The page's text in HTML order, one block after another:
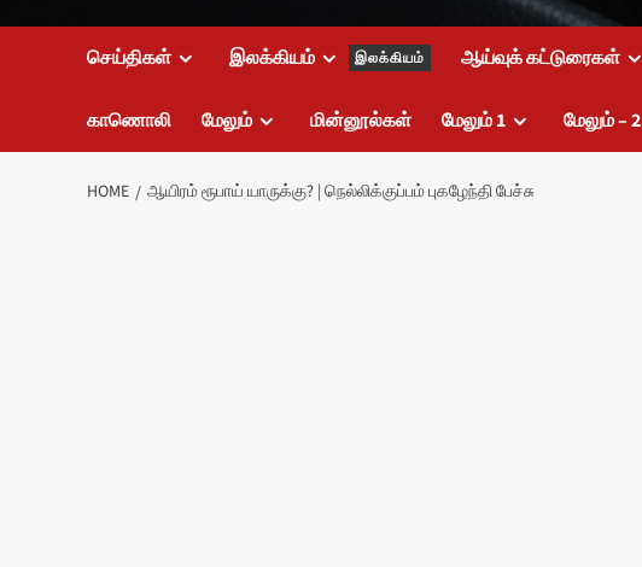
செய்திகள் இலக்கியம் இலக்கியம் ஆய்வுக் கட்டுரைகள்
காணொலி மேலும் மின்னூல்கள் மேலும் 1 மேலும் – 2
HOME ஆயிரம் ரூபாய் யாருக்கு? | நெல்லிக்குப்பம் புகழேந்தி பேச்சு